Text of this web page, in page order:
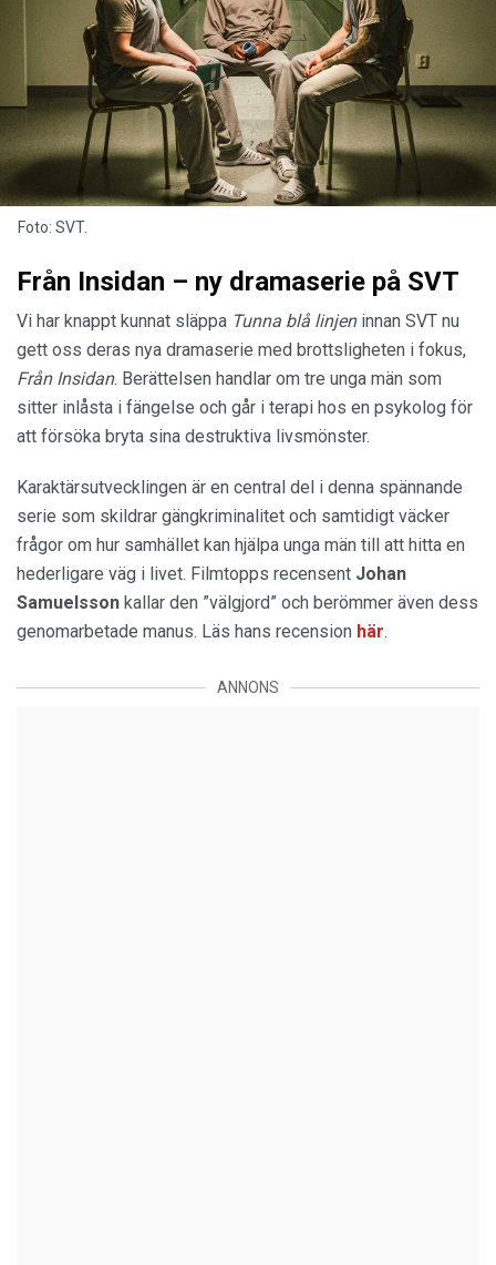
Foto: SVT.
Från Insidan – ny dramaserie på SVT
Vi har knappt kunnat släppa Tunna blå linjen innan SVT nu
gett oss deras nya dramaserie med brottsligheten i fokus,
Från Insidan. Berättelsen handlar om tre unga män som
sitter inlåsta i fängelse och går i terapi hos en psykolog för
att försöka bryta sina destruktiva livsmönster.
Karaktärsutvecklingen är en central del i denna spännande
serie som skildrar gängkriminalitet och samtidigt väcker
frågor om hur samhället kan hjälpa unga män till att hitta en
hederligare väg i livet. Filmtopps recensent Johan
Samuelsson kallar den ”välgjord” och berömmer även dess
genomarbetade manus. Läs hans recension här.
ANNONS